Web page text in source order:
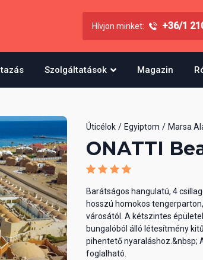
Hívjon minket: +36/1
Szolgáltatások Magazin
Úticélok Egyiptom Marsa
ONATTI
Barátságos hangulatú, 4
hosszú homokos
városától. A kétszintes
bungalóból álló létesítmény
pihentető nyaraláshoz.&nbsp;
foglalható.